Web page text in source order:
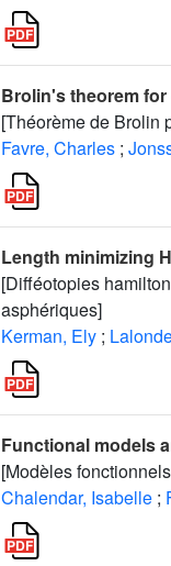
Brolin's theorem
[Théorème de Brolin
Favre, Charles ;
Length minimizing
[Difféotopies
asphériques]
Kerman, Ely ;
Functional models
[Modèles
Chalendar, Isabelle ;